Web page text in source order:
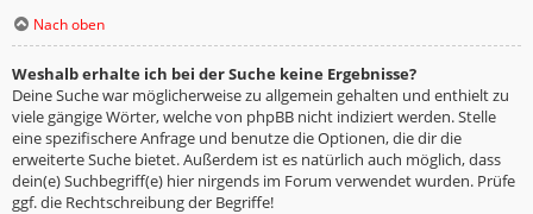
Nach oben
Weshalb erhalte ich bei der Suche keine Ergebnisse?
Deine Suche war möglicherweise zu allgemein gehalten und enthielt zu
viele gängige Wörter, welche von phpBB nicht indiziert werden. Stelle
eine spezifischere Anfrage und benutze die Optionen, die dir die
erweiterte Suche bietet. Außerdem ist es natürlich auch möglich, dass
dein(e) Suchbegriff(e) hier nirgends im Forum verwendet wurden. Prüfe
ggf. die Rechtschreibung der Begriffe!